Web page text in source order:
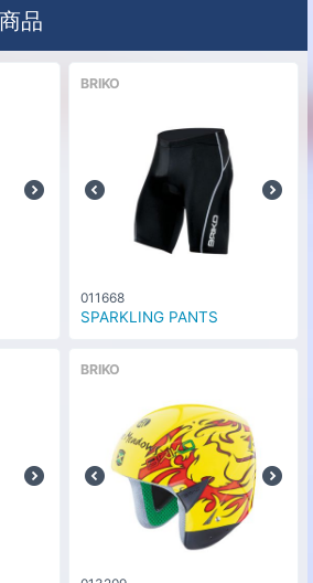
イト/ブラック/オレン
し
品
BRIKO
011668
SPARKLING PANTS
BRIKO